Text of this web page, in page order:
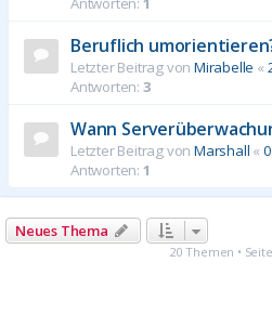
Beruflich
Letzter Beitrag von Mirabelle «
Antworten: 3
Wann
Letzter Beitrag von Marshall «
Antworten: 1
Neues Thema
20 Themen • Seite